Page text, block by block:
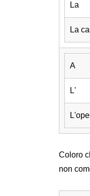
La
La
A
L'
Coloro
non